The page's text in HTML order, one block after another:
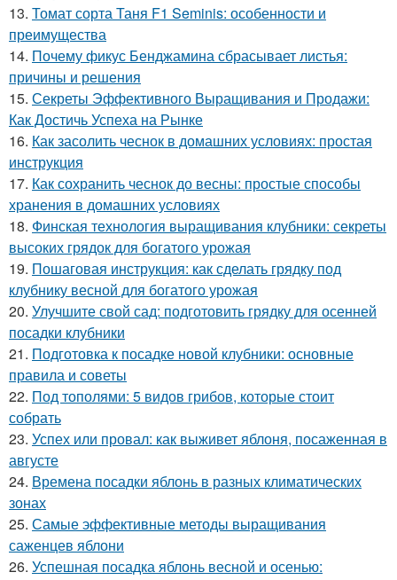
13. Томат сорта Таня F1 Seminis: особенности и
преимущества
14. Почему фикус Бенджамина сбрасывает листья:
причины и решения
15. Секреты Эффективного Выращивания и Продажи:
Как Достичь Успеха на Рынке
16. Как засолить чеснок в домашних условиях: простая
инструкция
17. Как сохранить чеснок до весны: простые способы
хранения в домашних условиях
18. Финская технология выращивания клубники: секреты
высоких грядок для богатого урожая
19. Пошаговая инструкция: как сделать грядку под
клубнику весной для богатого урожая
20. Улучшите свой сад: подготовить грядку для осенней
посадки клубники
21. Подготовка к посадке новой клубники: основные
правила и советы
22. Под тополями: 5 видов грибов, которые стоит
собрать
23. Успех или провал: как выживет яблоня, посаженная в
августе
24. Времена посадки яблонь в разных климатических
зонах
25. Самые эффективные методы выращивания
саженцев яблони
26. Успешная посадка яблонь весной и осенью: